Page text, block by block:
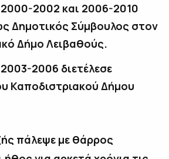
2002 και 2006-2010
Δημοτικός Σύμβουλος στον
Δήμο Λειβαθούς.
2006 διετέλεσε
Καποδιστριακού Δήμου
πάλεψε με θάρρος